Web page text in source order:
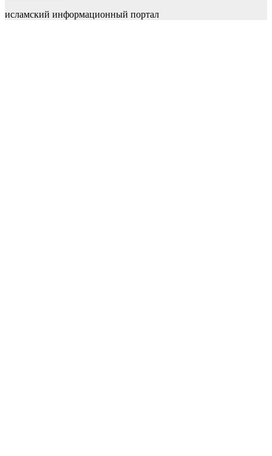
исламский информационный портал